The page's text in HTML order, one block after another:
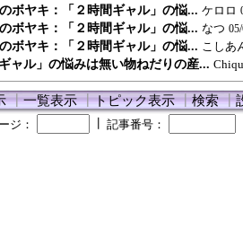
ボヤキ：「２時間ギャル」の悩... ケロロ
ボヤキ：「２時間ギャル」の悩... なつ
ボヤキ：「２時間ギャル」の悩... こしあ
ャル」の悩みは無い物ねだりの産...
┃一覧表示┃トピック表示┃検索┃
ジ： 記事番号：